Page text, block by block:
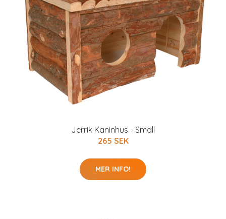
Jerrik Kaninhus - Small
265 SEK
MER INFO!